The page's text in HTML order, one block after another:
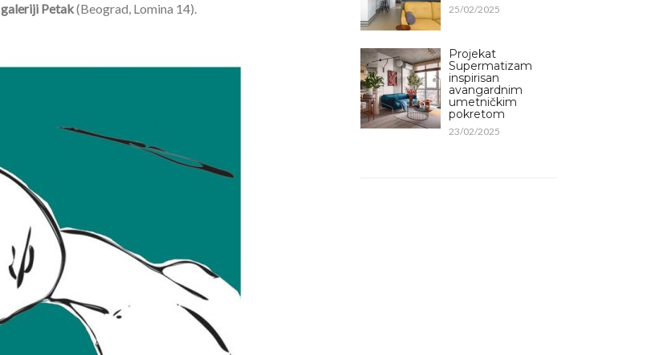
galeriji Petak(Beograd, Lomina 14). 25/02/2025
Projekat
Supermatizam
inspirisan
avangardnim
umetničkim
pokretom
23/02/2025